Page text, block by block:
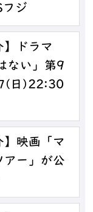
ジ
】ドラマ
ない」第9
日)22:30
】映画「マ
アー」が公